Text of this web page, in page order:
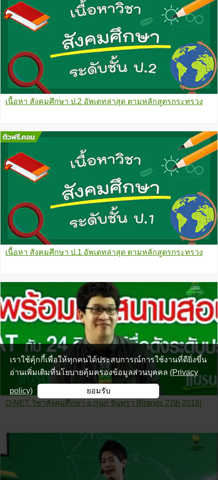
เนื้อหา สังคมศึกษา ป.2 อัพเดทล่าสุด ตามหลักสูตรกระทรวง
เนื้อหา สังคมศึกษา ป.1 อัพเดทล่าสุด ตามหลักสูตรกระทรวง
O-NET วิชาสังคมศึกษา อ.กนก จันทรา [Brands 27th 2016]
เราใช้คุ้กกี้เพื่อให้ทุกคนได้ประสบการณ์การใช้งานที่ดียิ่งขึ้น
อ่านเพิ่มเติมที่นโยบายคุ้มครองข้อมูลส่วนบุคคล (Privacy
policy) ยอมรับ